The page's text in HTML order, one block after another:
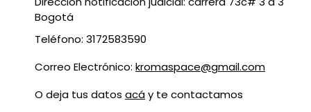
Bogotá
Teléfono: 3172583590
Correo Electrónico: kromaspace@gmail.com
O deja tus datos acáy te contactamos